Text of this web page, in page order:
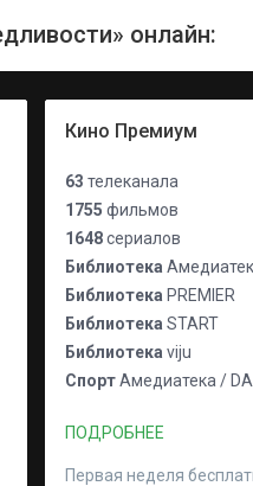
онлайн:
Кино Премиум
63 телеканала
1755 фильмов
1648сериалов
Библиотека
Библиотека PREMIER
Библиотека START
Библиотека viju
СпортАмедиатека /
ПОДРОБНЕЕ
Первая неделя